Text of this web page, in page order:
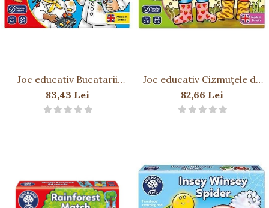
Joc educativ Bucatarii
nazdravani CRAZY CHEFS
83,43 Lei
Joc educativ Cizmuțele de
Cauciuc SMELLY WELLIES
82,66 Lei